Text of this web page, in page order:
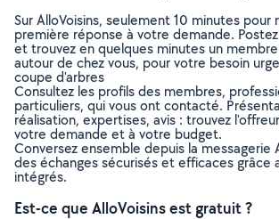
Sur AlloVoisins, seulement 10 minutes pour
première réponse à votre demande.
et trouvez en quelques minutes un
autour de chez vous, pour votre besoin
coupe d'arbres
Consultez les profils des membres,
particuliers, qui vous ont contacté.
réalisation, expertises, avis : trouvez
votre demande et à votre budget.
Conversez ensemble depuis la messagerie
des échanges sécurisés et efficaces grâce
intégrés.
Est-ce que AlloVoisins est gratuit ?